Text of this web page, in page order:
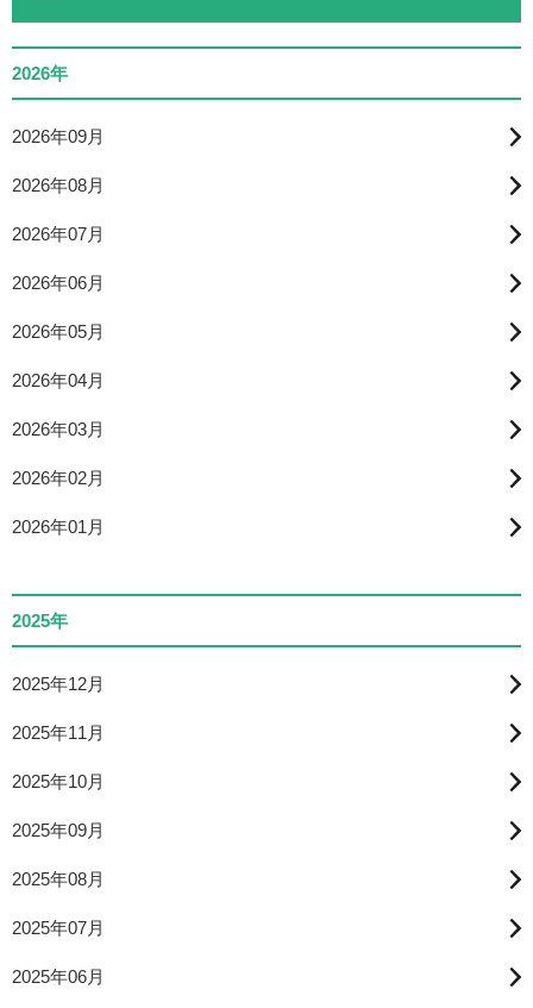
2026年
2026年09月
2026年08月
2026年07月
2026年06月
2026年05月
2026年04月
2026年03月
2026年02月
2026年01月
2025年
2025年12月
2025年11月
2025年10月
2025年09月
2025年08月
2025年07月
2025年06月